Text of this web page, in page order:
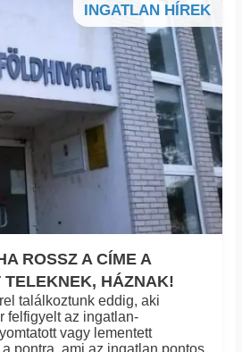
INGATLAN HÍREK
ROSSZ A CÍME A
TELEKNEK, HÁZNAK!
találkoztunk eddig, aki
felfigyelt az ingatlan-
vagy lementett